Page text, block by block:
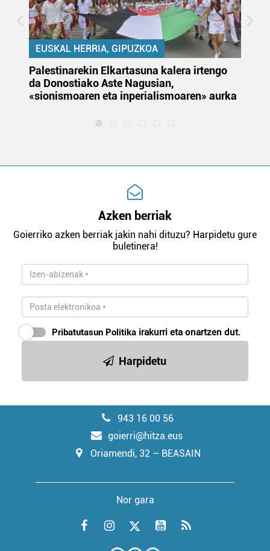
EUSKAL HERRIA, GIPUZKOA
Palestinarekin Elkartasuna kalera irtengo
da Donostiako Aste Nagusian,
«sionismoaren eta inperialismoaren» aurka
Azken berriak
Goierriko azken berriak jakin nahi dituzu? Harpidetu gure
buletinera!
Pribatutasun Politika irakurri eta onartzen dut.
Harpidetu
943 16 00 56
goierri@hitza.eus
Oriamendi, 32 – BEASAIN
Nor gara